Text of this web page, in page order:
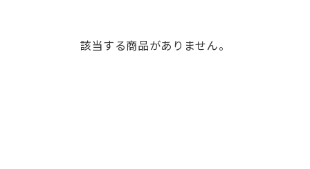
該当する商品がありません。